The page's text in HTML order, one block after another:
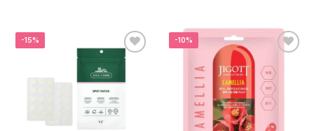
-15% -10%